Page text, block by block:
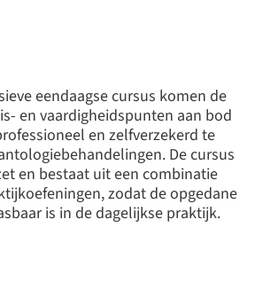
eendaagse cursus komen de
en vaardigheidspunten aan bod
en zelfverzekerd te
De cursus
en bestaat uit een combinatie
zodat de opgedane
is in de dagelijkse praktijk.